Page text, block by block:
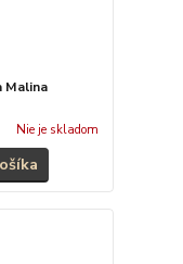
Malina
Nie je skladom